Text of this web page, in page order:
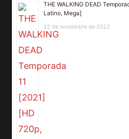
THE WALKING DEAD
Latino, Mega]
22 de noviembre de 2022